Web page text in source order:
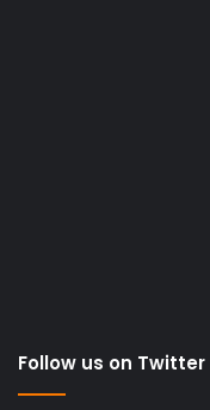
Follow us on Twitter